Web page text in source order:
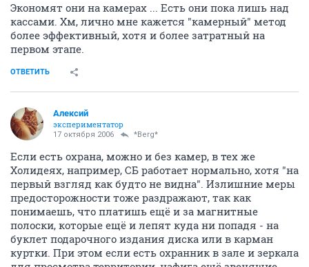
Экономят они на камерах ... Есть они пока лишь над
кассами. Хм, лично мне кажется "камерный" метод
более эффективный, хотя и более затратный на
первом этапе.
ОТВЕТИТЬ
Алексий
экспериментатор
17 октября 2006 *Berg*
Если есть охрана, можно и без камер, в тех же
Холидеях, например, СБ работает нормально, хотя "на
первый взгляд как будто не видна". Излишние меры
предосторожности тоже раздражают, так как
понимаешь, что платишь ещё и за магнитные
полоски, которые ещё и лепят куда ни попадя - на
буклет подарочного издания диска или в карман
куртки. При этом если есть охранник в зале и зеркала